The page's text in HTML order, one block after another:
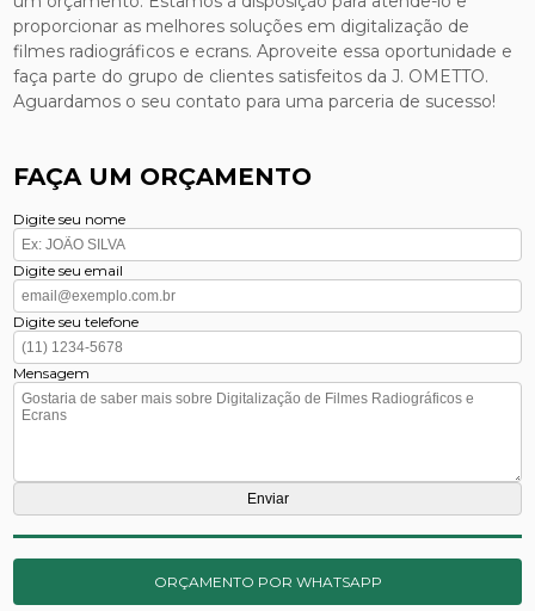
proporcionar as melhores soluções em digitalização de
filmes radiográficos e ecrans. Aproveite essa oportunidade e
faça parte do grupo de clientes satisfeitos da J. OMETTO.
Aguardamos o seu contato para uma parceria de sucesso!
FAÇA UM ORÇAMENTO
Digite seu nome
Digite seu email
Digite seu telefone
Mensagem
ORÇAMENTO POR WHATSAPP